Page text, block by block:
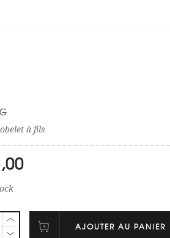
à fils
AJOUTER AU PANIER